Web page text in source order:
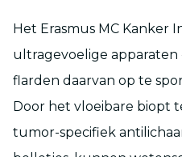
Het Erasmus MC Kanker
ultragevoelige
flarden daarvan op te
Door het vloeibare biopt
tumor-specifiek